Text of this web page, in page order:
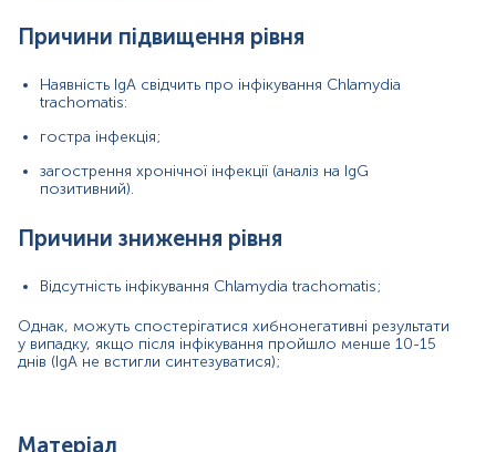
Примітка!
Причини підвищення рівня
Наявність IgA свідчить про інфікування Chlamydia
trachomatis:
гостра інфекція;
загострення хронічної інфекції (аналіз на IgG
позитивний).
Причини зниження рівня
Відсутність інфікування Chlamydia trachomatis;
Однак, можуть спостерігатися хибнонегативні результати
у випадку, якщо після інфікування пройшло менше 10-15
днів (IgA не встигли синтезуватися);
Матеріал